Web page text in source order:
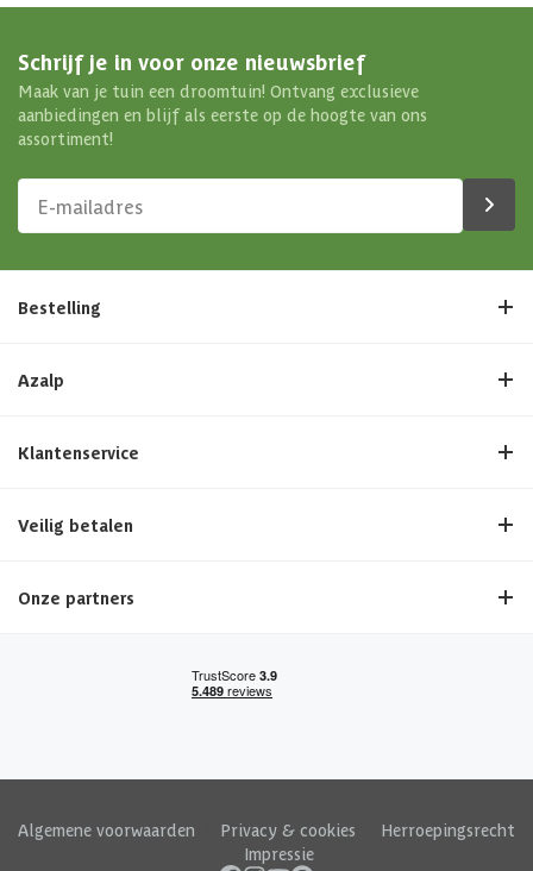
Schrijf je in voor onze nieuwsbrief
Maak van je tuin een droomtuin! Ontvang exclusieve
aanbiedingen en blijf als eerste op de hoogte van ons
assortiment!
Bestelling
Azalp
Klantenservice
Veilig betalen
Onze partners
Algemene voorwaarden Privacy & cookies
Herroepingsrecht
Impressie